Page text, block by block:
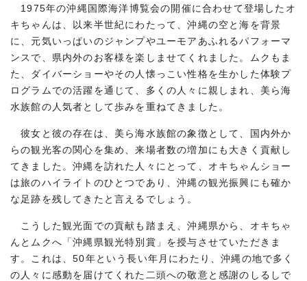
1975年の沖縄国際海洋博覧会の開催に合わせて登場したオ
キちゃんは、以来半世紀にわたって、沖縄の空と海を背景
に、元気いっぱいのジャンプやユーモアあふれるパフォーマ
ンスで、県内外のお客様を楽しませてくれました。ムクもま
た、ダイバーショーやその人懐っこい性格を生かした体験プ
ログラムでの活躍を通じて、多くの人々に親しまれ、美ら海
水族館の人気者として歩みを重ねてきました。
彼女と彼の存在は、美ら海水族館の象徴として、国内外か
らの観光客の関心を集め、来場者数の増加にも大きく貢献し
てきました。沖縄を訪れた人々にとって、オキちゃんショー
は旅のハイライトのひとつであり、沖縄の観光振興にも確か
な足跡を残してきたと言えるでしょう。
こうした観光面での貢献も踏まえ、沖縄県から、オキちゃ
んとムクへ「沖縄県観光特別賞」を授与させていただきま
す。これは、50年という長い年月にわたり、沖縄の地で多く
の人々に感動を届けてくれた二頭への敬意と感謝のしるしで